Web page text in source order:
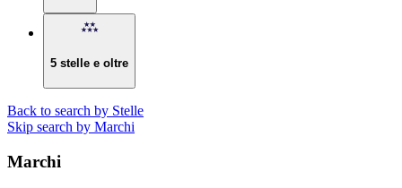
5 stelle e oltre
Back to search by Stelle
Skip search by Marchi
Marchi